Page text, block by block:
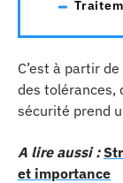
C’est à partir
des tolérances,
sécurité prend
A lire aussi :
et importance